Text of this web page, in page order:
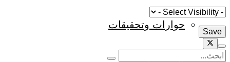
حوارات وتحقيقات